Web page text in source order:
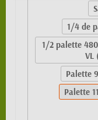
1/4 de
1/2 palette
VL
Palette
Palette